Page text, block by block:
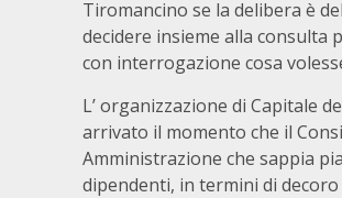
Tiromancino se la delibera è
decidere insieme alla consulta
con interrogazione cosa
L’ organizzazione di Capitale
arrivato il momento che il
Amministrazione che sappia
dipendenti, in termini di decoro